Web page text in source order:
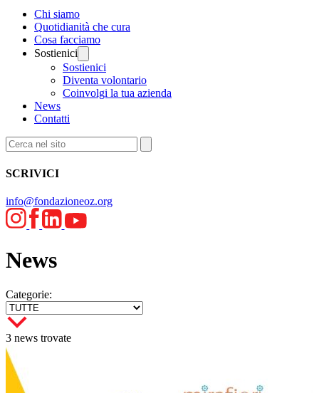
Chi siamo
Quotidianità che cura
Cosa facciamo
Sostienici
Sostienici
Diventa volontario
Coinvolgi la tua azienda
News
Contatti
SCRIVICI
info@fondazioneoz.org
News
Categorie:
3 news trovate